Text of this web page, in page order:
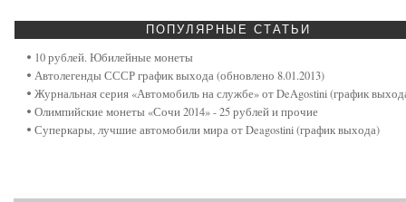
ПОПУЛЯРНЫЕ СТАТЬИ
10 рублей. Юбилейные монеты
Автолегенды СССР график выхода (обновлено 8.01.2013)
Журнальная серия «Автомобиль на службе» от DeAgostini (график
Олимпийские монеты «Сочи 2014» - 25 рублей и прочие
Суперкары, лучшие автомобили мира от Deagostini (график выхода)